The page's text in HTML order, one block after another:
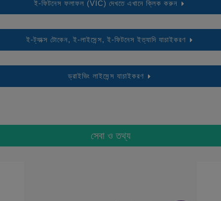
ই-ফিটনেস ফলাফল (VIC) দেখতে এখানে ক্লিক করুন
ই-ট্যাক্স টোকেন, ই-লাইসেন্স, ই-ফিটনেস ইত্যাদি যাচাইকরণ
ড্রাইভিং লাইসেন্স যাচাইকরণ
সেবা ও তথ্য